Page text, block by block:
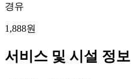
경유
1,888원
서비스 및 시설 정보